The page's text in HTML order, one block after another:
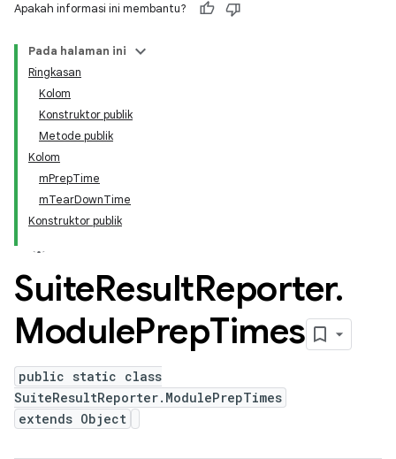
Apakah informasi ini membantu?
Pada halaman ini
Ringkasan
Kolom
Konstruktor publik
Metode publik
Kolom
mPrepTime
mTearDownTime
Konstruktor publik
SuiteResultReporter.
ModulePrepTimes
public static class
SuiteResultReporter.ModulePrepTimes
extends Object